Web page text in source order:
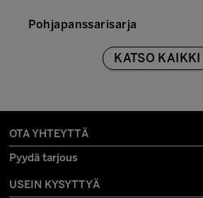
Pohjapanssarisarja
KATSO KAIKKI
OTA YHTEYTTÄ
Pyydä tarjous
USEIN KYSYTTYÄ